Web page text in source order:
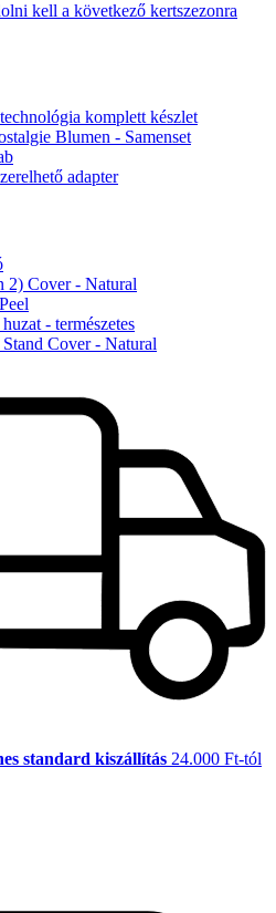
kell a következő kertszezonra
komplett készlet
Blumen - Samenset
adapter
2) Cover - Natural
- természetes
Cover - Natural
standard kiszállítás 24.000 Ft-tól